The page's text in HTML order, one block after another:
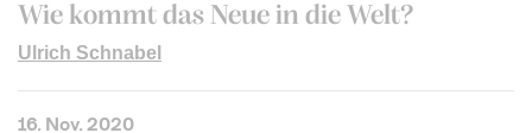
Wie kommt das Neue in die Welt?
Ulrich Schnabel
16. Nov. 2020